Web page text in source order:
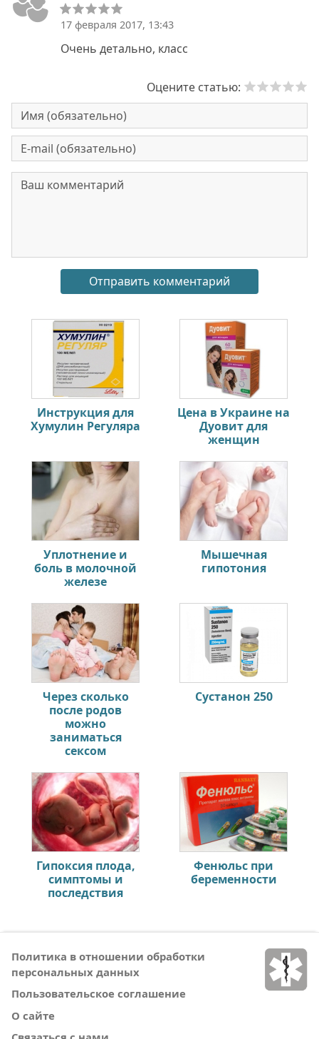
17 февраля 2017, 13:43
Очень детально, класс
Оцените статью:
Инструкция для
Хумулин Регуляра
Цена в Украине на
Дуовит для
женщин
Уплотнение и
боль в молочной
железе
Мышечная
гипотония
Через сколько
после родов
можно
заниматься
сексом
Сустанон 250
Гипоксия плода,
симптомы и
последствия
Фенюльс при
беременности
Политика в отношении обработки
персональных данных
Пользовательское соглашение
О сайте